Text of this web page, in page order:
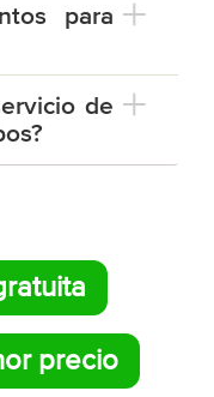
para
de
precio